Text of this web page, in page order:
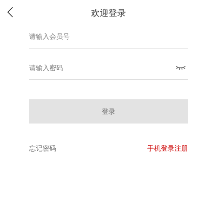
欢迎登录
登录
忘记密码 手机登录注册